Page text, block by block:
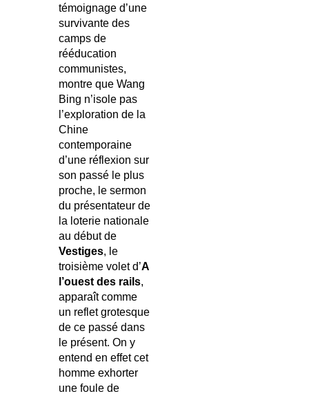
témoignage d’une
survivante des
camps de
rééducation
communistes,
montre que Wang
Bing n’isole pas
l’exploration de la
Chine
contemporaine
d’une réflexion sur
son passé le plus
proche, le sermon
du présentateur de
la loterie nationale
au début de
Vestiges, le
troisième volet d’A
l’ouest des rails,
apparaît comme
un reflet grotesque
de ce passé dans
le présent. On y
entend en effet cet
homme exhorter
une foule de